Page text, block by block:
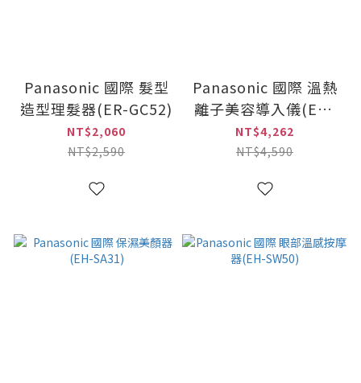
Panasonic 國際 髮型
造型理髮器(ER-GC52)
NT$2,060
NT$2,590
Panasonic 國際 溫熱
離子美容導入儀(EH-
ST63)
NT$4,262
NT$4,590